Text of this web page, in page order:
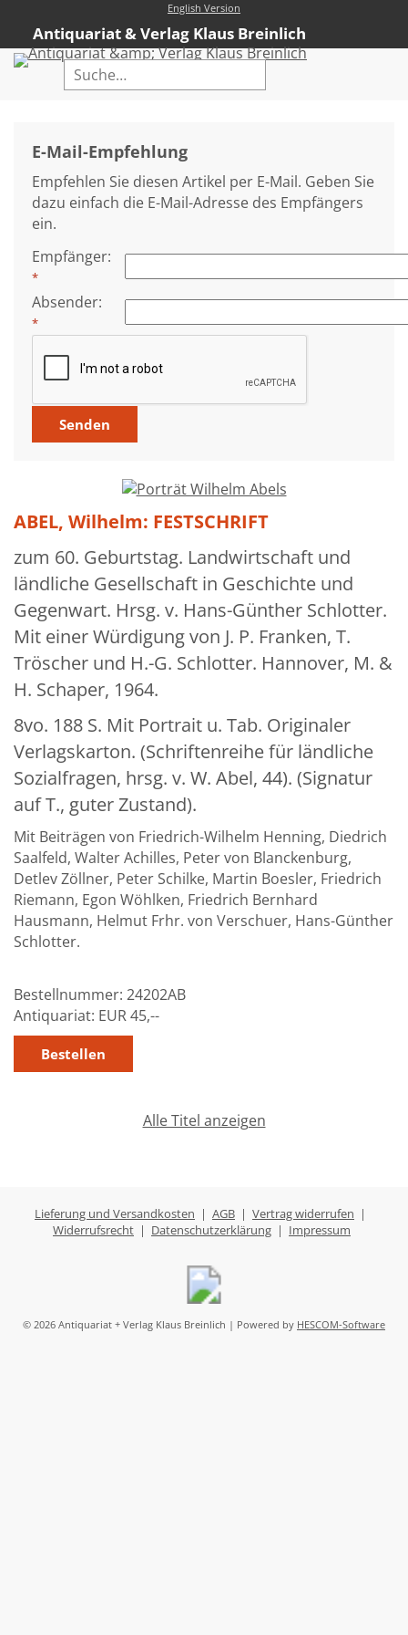
English Version
Antiquariat & Verlag Klaus Breinlich
Antiquariat
Kataloge
Neubücher
AVKB-Edition
AVKB-Edition Downloads
Buchempfehlungen
Neubuchsortiment
Über uns
Aktuelles
Meine Tätigkeitsfelder
Buchbinderei und Restauration
Glossar und Bibliographien
Warenkorb
Kontakt
Newsletter
E-Mail-Empfehlung
Empfehlen Sie diesen Artikel per E-Mail. Geben Sie
dazu einfach die E-Mail-Adresse des Empfängers
ein.
Empfänger:
*
Absender:
*
ABEL, Wilhelm: FESTSCHRIFT
zum 60. Geburtstag. Landwirtschaft und
ländliche Gesellschaft in Geschichte und
Gegenwart. Hrsg. v. Hans-Günther Schlotter.
Mit einer Würdigung von J. P. Franken, T.
Tröscher und H.-G. Schlotter. Hannover, M. &
H. Schaper, 1964.
8vo. 188 S. Mit Portrait u. Tab. Originaler
Verlagskarton. (Schriftenreihe für ländliche
Sozialfragen, hrsg. v. W. Abel, 44). (Signatur
auf T., guter Zustand).
Mit Beiträgen von Friedrich-Wilhelm Henning, Diedrich
Saalfeld, Walter Achilles, Peter von Blanckenburg,
Detlev Zöllner, Peter Schilke, Martin Boesler, Friedrich
Riemann, Egon Wöhlken, Friedrich Bernhard
Hausmann, Helmut Frhr. von Verschuer, Hans-Günther
Schlotter.
Bestellnummer: 24202AB
Antiquariat: EUR 45,--
Alle Titel anzeigen
Lieferung und Versandkosten | AGB | Vertrag widerrufen |
Widerrufsrecht | Datenschutzerklärung | Impressum
© 2026 Antiquariat + Verlag Klaus Breinlich | Powered by HESCOM-Software